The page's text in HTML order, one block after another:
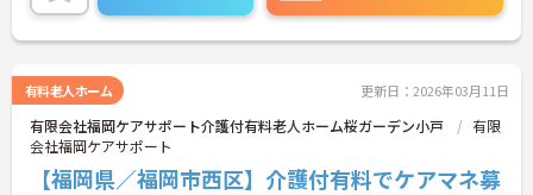
有料老人ホーム 更新日：2026年03月11日
有限会社福岡ケアサポート介護付有料老人ホーム桜ガーデン小戸
有限
会社福岡ケアサポート
【福岡県／福岡市西区】介護付有料でケアマネ募